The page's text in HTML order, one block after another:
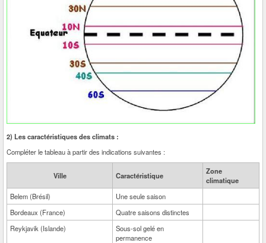
2) Les caractéristiques des climats :
Compléter le tableau à partir des indications suivantes :
Ville Caractéristique
Zone
climatique
Belem (Brésil)
Une seule saison
Bordeaux (France)
Quatre saisons distinctes
Reykjavik (Islande)
Sous-sol gelé en
permanence